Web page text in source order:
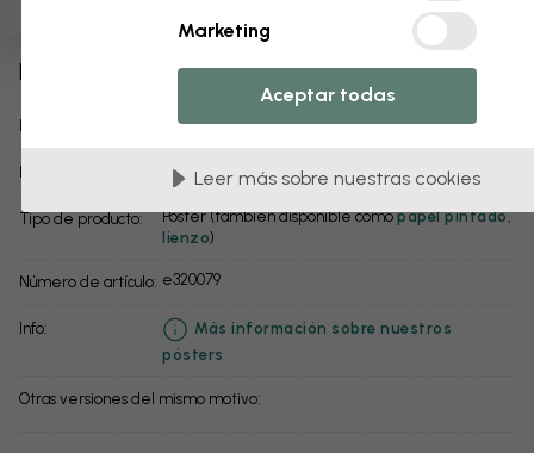
El producto:
Terry Fan
1 a 3 días hábiles
Tipo de producto: Póster (también disponible comopapel pintado,
lienzo)
Número de artículo: e320079
info:
Más información sobre nuestros
pósters
Otras versiones del mismo motivo:
Marketing
Aceptar todas
Leer más sobre nuestras cookies